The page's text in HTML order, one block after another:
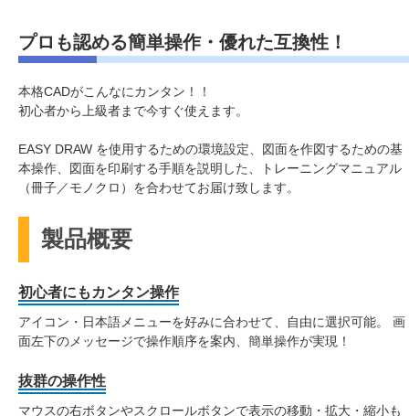
プロも認める簡単操作・優れた互換性！
本格CADがこんなにカンタン！！
初心者から上級者まで今すぐ使えます。
EASY DRAW を使用するための環境設定、図面を作図するための基
本操作、図面を印刷する手順を説明した、トレーニングマニュアル
（冊子／モノクロ）を合わせてお届け致します。
製品概要
初心者にもカンタン操作
アイコン・日本語メニューを好みに合わせて、自由に選択可能。 画
面左下のメッセージで操作順序を案内、簡単操作が実現！
抜群の操作性
マウスの右ボタンやスクロールボタンで表示の移動・拡大・縮小も